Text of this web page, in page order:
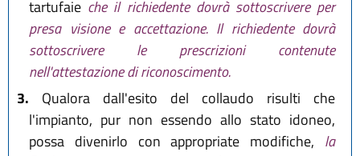
tartufaie che il richiedente dovrà sottoscrivere per
presa visione e accettazione. Il richiedente dovrà
sottoscrivere le prescrizioni contenute
nell'attestazione di riconoscimento.
3. Qualora dall'esito del collaudo risulti che
l'impianto, pur non essendo allo stato idoneo,
possa divenirlo con appropriate modifiche, la